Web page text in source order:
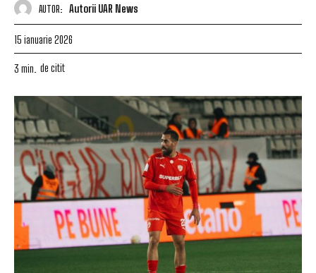
AUTOR: Autorii UAR News
15 ianuarie 2026
3 min. de citit